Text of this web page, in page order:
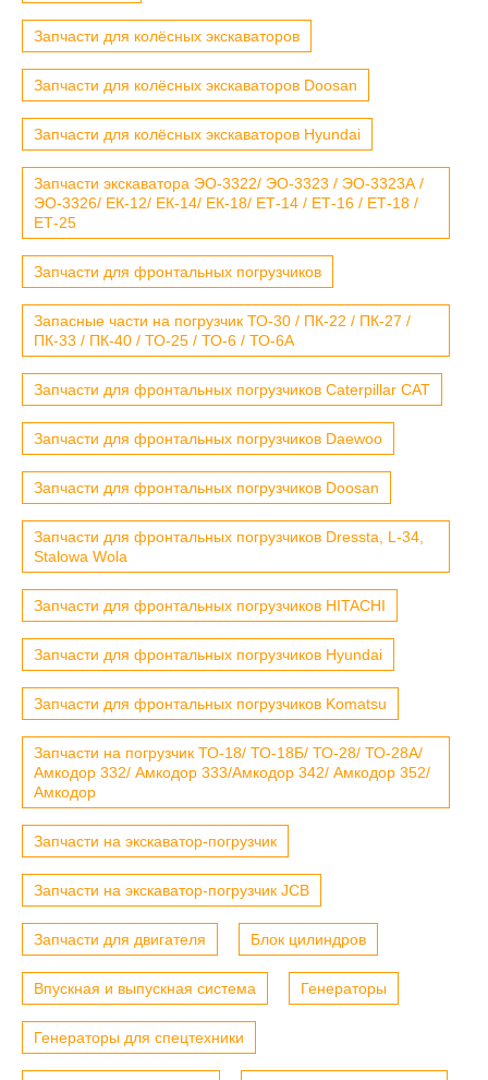
Запчасти для колёсных экскаваторов
Запчасти для колёсных экскаваторов Doosan
Запчасти для колёсных экскаваторов Hyundai
Запчасти экскаватора ЭО-3322/ ЭО-3323 / ЭО-3323А /
ЭО-3326/ ЕК-12/ ЕК-14/ ЕК-18/ ЕТ-14 / ЕТ-16 / ЕТ-18 /
ЕТ-25
Запчасти для фронтальных погрузчиков
Запасные части на погрузчик ТО-30 / ПК-22 / ПК-27 /
ПК-33 / ПК-40 / ТО-25 / ТО-6 / ТО-6А
Запчасти для фронтальных погрузчиков Caterpillar CAT
Запчасти для фронтальных погрузчиков Daewoo
Запчасти для фронтальных погрузчиков Doosan
Запчасти для фронтальных погрузчиков Dressta, L-34,
Stalowa Wola
Запчасти для фронтальных погрузчиков HITACHI
Запчасти для фронтальных погрузчиков Hyundai
Запчасти для фронтальных погрузчиков Komatsu
Запчасти на погрузчик ТО-18/ ТО-18Б/ ТО-28/ ТО-28А/
Амкодор 332/ Амкодор 333/Амкодор 342/ Амкодор 352/
Амкодор
Запчасти на экскаватор-погрузчик
Запчасти на экскаватор-погрузчик JCB
Запчасти для двигателя Блок цилиндров
Впускная и выпускная система Генераторы
Генераторы для спецтехники